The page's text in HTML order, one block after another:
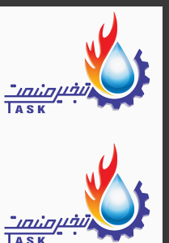
content